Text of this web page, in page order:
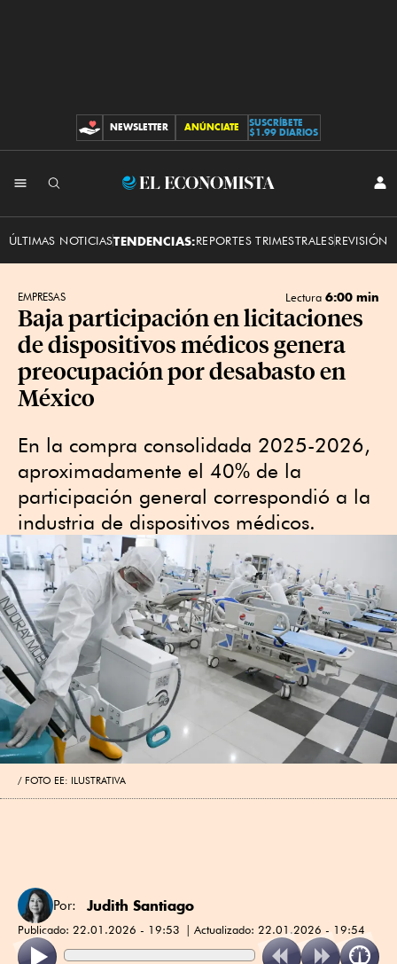
CONTRIBUCIONES
NEWSLETTER ANÚNCIATE
SUSCRÍBETE
$1.99 DIARIOS
El
ÚLTIMAS NOTICIASTENDENCIAS:REPORTES TRIMESTRALESREVISIÓN
EMPRESAS Lectura 6:00 min
Baja participación en licitaciones
de dispositivos médicos genera
preocupación por desabasto en
México
En la compra consolidada 2025-2026,
aproximadamente el 40% de la
participación general correspondió a la
industria de dispositivos médicos.
FOTO EE: ILUSTRATIVA
Por: Judith Santiago
Publicado: 22.01.2026 - 19:53 Actualizado: 22.01.2026 - 19:54